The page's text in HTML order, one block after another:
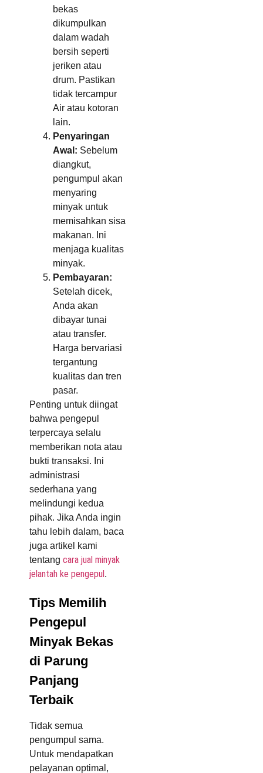
bekas
dikumpulkan
dalam wadah
bersih seperti
jeriken atau
drum. Pastikan
tidak tercampur
Air atau kotoran
lain.
Penyaringan
Awal: Sebelum
diangkut,
pengumpul akan
menyaring
minyak untuk
memisahkan sisa
makanan. Ini
menjaga kualitas
minyak.
Pembayaran:
Setelah dicek,
Anda akan
dibayar tunai
atau transfer.
Harga bervariasi
tergantung
kualitas dan tren
pasar.
Penting untuk diingat
bahwa pengepul
terpercaya selalu
memberikan nota atau
bukti transaksi. Ini
administrasi
sederhana yang
melindungi kedua
pihak. Jika Anda ingin
tahu lebih dalam, baca
juga artikel kami
tentang cara jual minyak
jelantah ke pengepul.
Tips Memilih
Pengepul
Minyak Bekas
di Parung
Panjang
Terbaik
Tidak semua
pengumpul sama.
Untuk mendapatkan
pelayanan optimal,